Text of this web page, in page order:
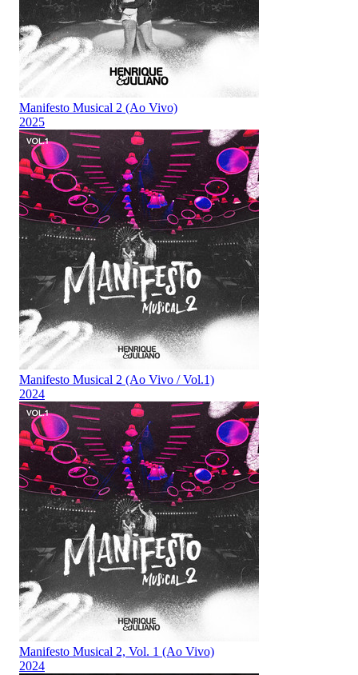
Manifesto Musical 2 (Ao Vivo)
2025
Manifesto Musical 2 (Ao Vivo / Vol.1)
2024
Manifesto Musical 2, Vol. 1 (Ao Vivo)
2024